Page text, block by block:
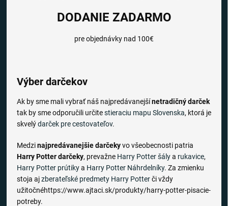
DODANIE ZADARMO
pre objednávky nad 100€
Výber darčekov
Ak by sme mali vybrať náš najpredávanejšínetradičný darček
tak by sme odporučili určitestieraciu mapu Slovenska, ktorá je
skvelýdarček pre cestovateľov.
Medzinajpredávanejšie darčekyvo všeobecnosti patria
Harry Potter darčeky, prevažne Harry Potter šálya rukavice,
Harry Potter prútikya Harry Potter Náhrdelníky. Za zmienku
stoja ajzberateľské predmety Harry Potterči vždy
užitočnéhttps://www.ajtaci.sk/produkty/harry-potter-pisacie-
potreby.